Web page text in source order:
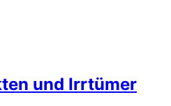
und Irrtümer